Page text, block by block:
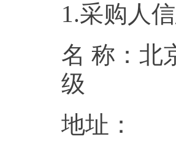
1.采购人
名 称：北
地